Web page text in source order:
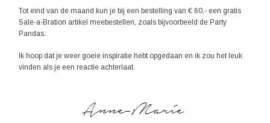
Tot eind van de maand kun je bij een bestelling van € 60,- een gratis
Sale-a-Bration artikel meebestellen, zoals bijvoorbeeld de Party
Pandas.
Ik hoop dat je weer goeie inspiratie hebt opgedaan en ik zou het leuk
vinden als je een reactie achterlaat.